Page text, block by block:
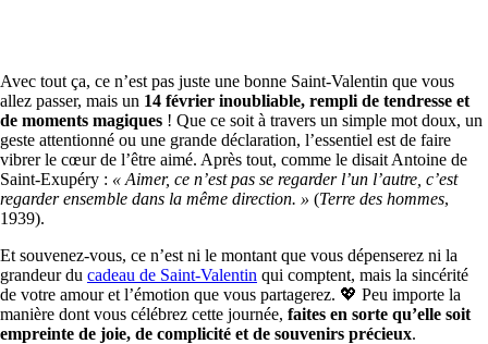
Avec tout ça, ce n’est pas juste une bonne Saint-Valentin que vous
allez passer, mais un 14 février inoubliable, rempli de tendresse et
de moments magiques ! Que ce soit à travers un simple mot doux, un
geste attentionné ou une grande déclaration, l’essentiel est de faire
vibrer le cœur de l’être aimé. Après tout, comme le disait Antoine de
Saint-Exupéry : « Aimer, ce n’est pas se regarder l’un l’autre, c’est
regarder ensemble dans la même direction. » (Terre des hommes,
1939).
Et souvenez-vous, ce n’est ni le montant que vous dépenserez ni la
grandeur du cadeau de Saint-Valentin qui comptent, mais la sincérité
de votre amour et l’émotion que vous partagerez. 💖 Peu importe la
manière dont vous célébrez cette journée, faites en sorte qu’elle soit
empreinte de joie, de complicité et de souvenirs précieux.